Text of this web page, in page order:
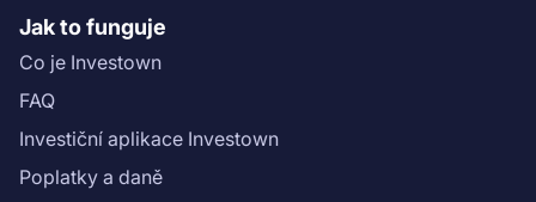
Jak to funguje
Co je Investown
FAQ
Investiční aplikace Investown
Poplatky a daně